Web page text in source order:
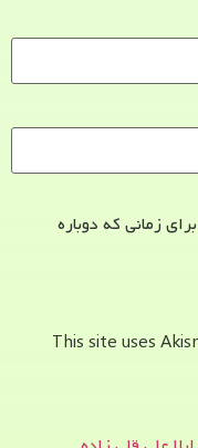
زمانی که دوباره
This site uses